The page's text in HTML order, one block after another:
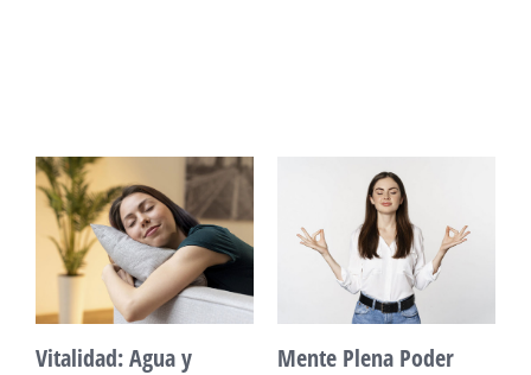
Vitalidad: Agua y
Mente Plena Poder